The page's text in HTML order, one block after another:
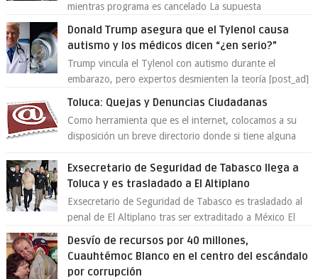
mientras programa es cancelado La supuesta
Donald Trump asegura que el Tylenol causa
autismo y los médicos dicen “¿en serio?”
Trump vincula el Tylenol con autismo durante el
embarazo, pero expertos desmienten la teoría [post_ad]
Toluca: Quejas y Denuncias Ciudadanas
Como herramienta que es el internet, colocamos a su
disposición un breve directorio donde si tiene alguna
Exsecretario de Seguridad de Tabasco llega a
Toluca y es trasladado a El Altiplano
Exsecretario de Seguridad de Tabasco es trasladado al
penal de El Altiplano tras ser extraditado a México El
exsecretario de Seguridad Públi...
Desvío de recursos por 40 millones,
Cuauhtémoc Blanco en el centro del escándalo
por corrupción